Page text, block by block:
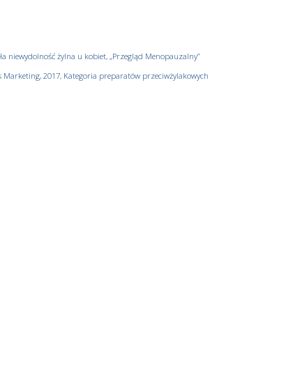
niewydolność żylna u kobiet, „Przegląd Menopauzalny”
Marketing, 2017, Kategoria preparatów przeciwżylakowych